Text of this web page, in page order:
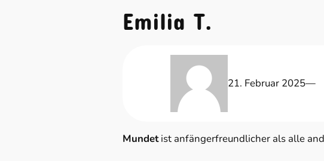
Emilia T.
21. Februar 2025—
Mundetist anfängerfreundlicher als alle